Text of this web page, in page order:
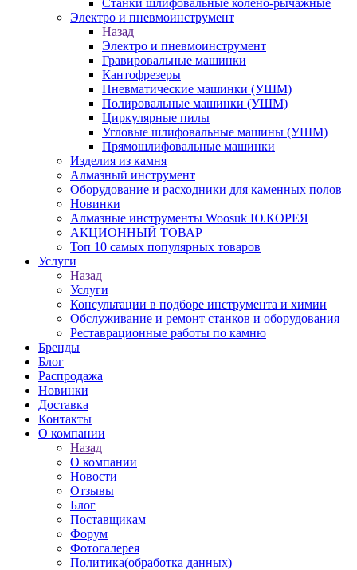
Станки шлифовальные колено-рычажные
Электро и пневмоинструмент
Назад
Электро и пневмоинструмент
Гравировальные машинки
Кантофрезеры
Пневматические машинки (УШМ)
Полировальные машинки (УШМ)
Циркулярные пилы
Угловые шлифовальные машины (УШМ)
Прямошлифовальные машинки
Изделия из камня
Алмазный инструмент
Оборудование и расходники для каменных полов
Новинки
Алмазные инструменты Woosuk Ю.КОРЕЯ
АКЦИОННЫЙ ТОВАР
Топ 10 самых популярных товаров
Услуги
Назад
Услуги
Консультации в подборе инструмента и химии
Обслуживание и ремонт станков и оборудования
Реставрационные работы по камню
Бренды
Блог
Распродажа
Новинки
Доставка
Контакты
О компании
Назад
О компании
Новости
Отзывы
Блог
Поставщикам
Форум
Фотогалерея
Политика(обработка данных)